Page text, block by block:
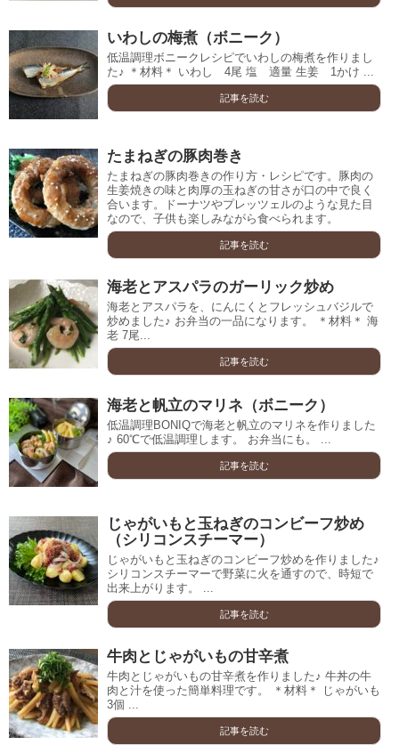
いわしの梅煮（ボニーク）
低温調理ボニークレシピでいわしの梅煮を作りまし
た♪ ＊材料＊ いわし 4尾 塩 適量 生姜 1かけ ...
記事を読む
たまねぎの豚肉巻き
たまねぎの豚肉巻きの作り方・レシピです。豚肉の
生姜焼きの味と肉厚の玉ねぎの甘さが口の中で良く
合います。ドーナツやプレッツェルのような見た目
なので、子供も楽しみながら食べられます。
記事を読む
海老とアスパラのガーリック炒め
海老とアスパラを、にんにくとフレッシュバジルで
炒めました♪ お弁当の一品になります。 ＊材料＊ 海
老 7尾...
記事を読む
海老と帆立のマリネ（ボニーク）
低温調理BONIQで海老と帆立のマリネを作りました
♪ 60℃で低温調理します。 お弁当にも。 ...
記事を読む
じゃがいもと玉ねぎのコンビーフ炒め
（シリコンスチーマー）
じゃがいもと玉ねぎのコンビーフ炒めを作りました♪
シリコンスチーマーで野菜に火を通すので、時短で
出来上がります。 ...
記事を読む
牛肉とじゃがいもの甘辛煮
牛肉とじゃがいもの甘辛煮を作りました♪ 牛丼の牛
肉と汁を使った簡単料理です。 ＊材料＊ じゃがいも
3個 ...
記事を読む